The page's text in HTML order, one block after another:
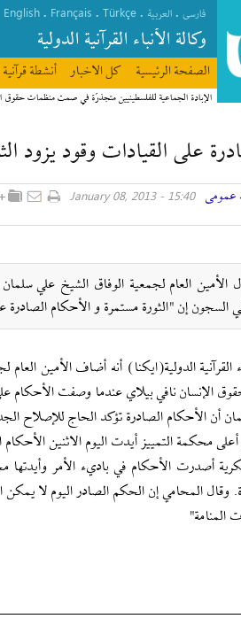
فارسی . العربیة .
Türkçe
.
Français
.
English
وکالة الأنباء القرآنیة الدولیة
الصفحة الرئیسیة كل الاخبار أنشطة قرآنیة
الإبادة الجماعية للفلسطينيين متجذرّة في صمت منظمات حقوق
على القيادات وقود يزود
عمومی 15:40 - January 08, 2013
الأمين العام لجمعية الوفاق الشيخ علي
السجون إن "الثورة مستمرة و الأحكام الصادرة
القرآنية الدولية(ايكنا) أنه أضاف الأمين
الإنسان نافي بيلاي عندما وصفت الأحكام
أن الأحكام الصادرة تؤكد الحاج للإصلاح
أيدت اليوم الاثنين الأحكام الصادرة على 13 من زعماء ثورة 2011 في حكم قد
أصدرت الأحكام في باديء الأمر وأيدتها
المحامي إن الحكم الصادر اليوم لا يمكن